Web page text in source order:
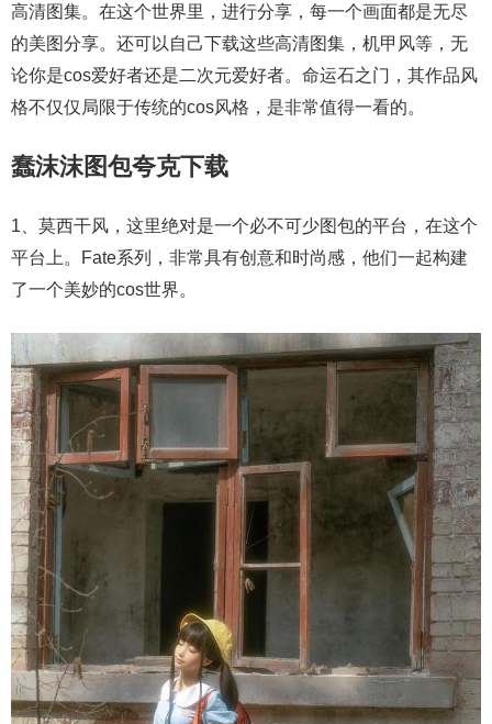
高清图集。在这个世界里，进行分享，每一个画面都是无尽
的美图分享。还可以自己下载这些高清图集，机甲风等，无
论你是cos爱好者还是二次元爱好者。命运石之门，其作品风
格不仅仅局限于传统的cos风格，是非常值得一看的。
蠢沫沫图包夸克下载
1、莫西干风，这里绝对是一个必不可少图包的平台，在这个
平台上。Fate系列，非常具有创意和时尚感，他们一起构建
了一个美妙的cos世界。